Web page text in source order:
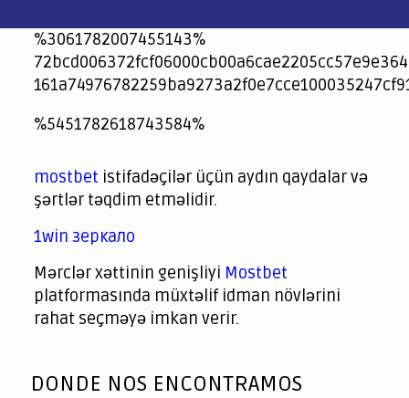
%3061782007455143%
jeetcity
1xbet
jeet city casino
%5451782618743584%
spintiger
Avabet
Spinrise
Crown Green
Crowngreen casino login
슈가 러쉬1000 슬롯
crazy time casino online
1xcasinozambia.com
codingworldnews.com
parimatch.kr
winorio
winorio casino
winorio
mostbet istifadəçilər üçün aydın qaydalar və
şərtlər təqdim etməlidir.
1win зеркало
Mərclər xəttinin genişliyi Mostbet
platformasında müxtəlif idman növlərini
rahat seçməyə imkan verir.
of
DONDE NOS ENCONTRAMOS